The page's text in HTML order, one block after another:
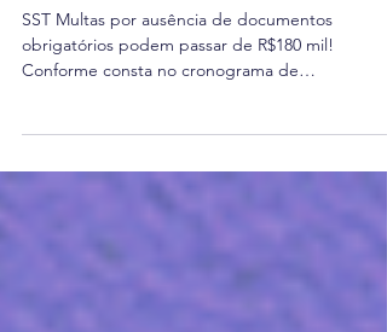
SST
SST Multas por ausência de documentos
implementação do e-Social...